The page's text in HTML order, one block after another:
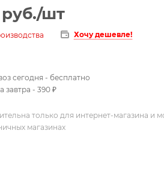
руб./шт
Хочу дешевле!
сегодня - бесплатно
завтра - 390 ₽
только для интернет-магазина и
магазинах